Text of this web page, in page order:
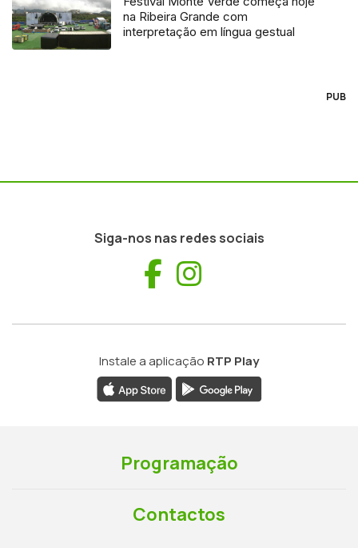
na Ribeira Grande com
interpretação em língua gestual
PUB
Siga-nos nas redes sociais
Facebook
Instale a aplicação RTP Play
Programação
Contactos